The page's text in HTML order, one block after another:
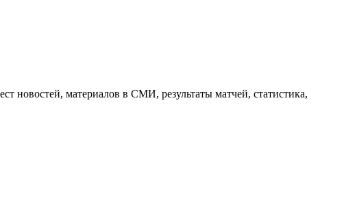
новостей, материалов в СМИ, результаты матчей, статистика,